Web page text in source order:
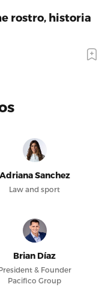
rostro, historia
Adriana Sanchez
Law and sport
Brian Díaz
& Founder
Pacifico Group